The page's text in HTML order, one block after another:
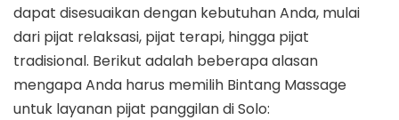
dapat disesuaikan dengan kebutuhan Anda, mulai
dari pijat relaksasi, pijat terapi, hingga pijat
tradisional. Berikut adalah beberapa alasan
mengapa Anda harus memilih Bintang Massage
untuk layanan pijat panggilan di Solo: